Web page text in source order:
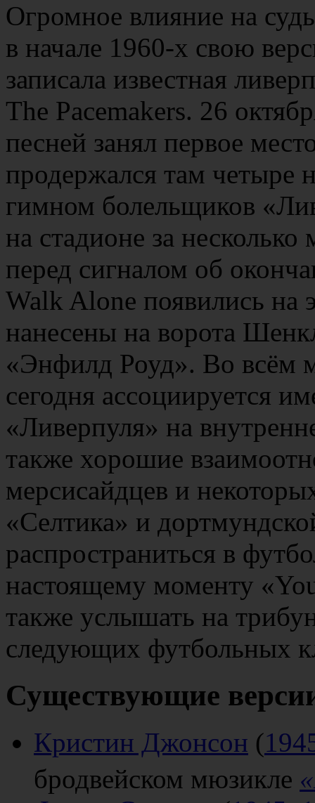
Огромное влияние на
в начале 1960-х свою
записала известная
The Pacemakers. 26
песней занял первое
продержался там четыре
гимном болельщиков
на стадионе за несколько
перед сигналом об
Walk Alone появились на
нанесены на ворота
«Энфилд Роуд». Во всём
сегодня ассоциируется
«Ливерпуля» на
также хорошие
мерсисайдцев и
«Селтика» и
распространиться в
настоящему моменту
также услышать на
следующих футбольных
Существующие
Кристин Джонсон (
бродвейском мюзикле